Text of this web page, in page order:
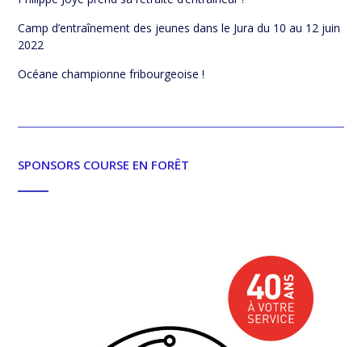
Camp d’entraînement des jeunes dans le Jura du 10 au 12 juin
2022
Océane championne fribourgeoise !
SPONSORS COURSE EN FORÊT